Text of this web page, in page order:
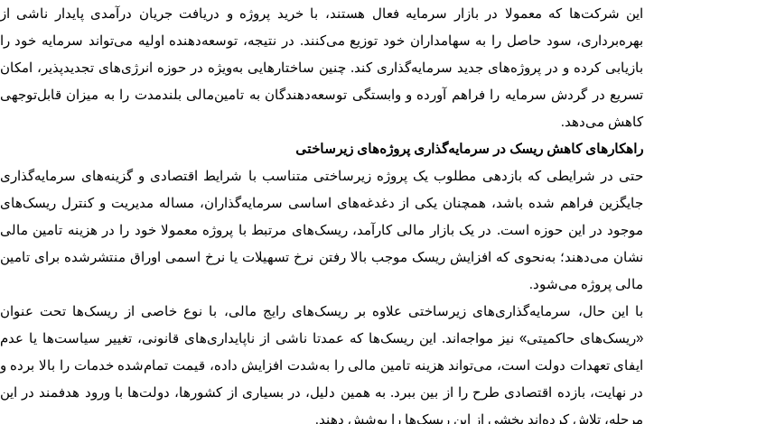
این شرکت‌ها که معمولا در بازار سرمایه فعال هستند، با خرید پروژه و دریافت جریان درآمدی پایدار ناشی از
بهره‌برداری، سود حاصل را به سهامداران خود توزیع می‌کنند. در نتیجه، توسعه‌دهنده اولیه می‌تواند سرمایه خود را
بازیابی کرده و در پروژه‌های جدید سرمایه‌گذاری کند. چنین ساختارهایی به‌ویژه در حوزه انرژی‌های تجدیدپذیر، امکان
تسریع در گردش سرمایه را فراهم آورده و وابستگی توسعه‌دهندگان به تامین‌مالی بلندمدت را به میزان قابل‌توجهی
کاهش می‌دهد.
راهکارهای کاهش ریسک در سرمایه‌گذاری پروژه‌های زیرساختی
حتی در شرایطی که بازدهی مطلوب یک پروژه زیرساختی متناسب با شرایط اقتصادی و گزینه‌های سرمایه‌گذاری
جایگزین فراهم شده باشد، همچنان یکی از دغدغه‌های اساسی سرمایه‌گذاران، مساله مدیریت و کنترل ریسک‌های
موجود در این حوزه است. در یک بازار مالی کارآمد، ریسک‌های مرتبط با پروژه معمولا خود را در هزینه تامین مالی
نشان می‌دهند؛ به‌نحوی که افزایش ریسک موجب بالا رفتن نرخ تسهیلات یا نرخ اسمی اوراق منتشرشده برای تامین
مالی پروژه می‌شود.
با این حال، سرمایه‌گذاری‌های زیرساختی علاوه بر ریسک‌های رایج مالی، با نوع خاصی از ریسک‌ها تحت عنوان
«ریسک‌های حاکمیتی» نیز مواجه‌اند. این ریسک‌ها که عمدتا ناشی از ناپایداری‌های قانونی، تغییر سیاست‌ها یا عدم
ایفای تعهدات دولت است، می‌تواند هزینه تامین مالی را به‌شدت افزایش داده، قیمت تمام‌شده خدمات را بالا برده و
در نهایت، بازده اقتصادی طرح را از بین ببرد. به همین دلیل، در بسیاری از کشورها، دولت‌ها با ورود هدفمند در این
مرحله، تلاش کرده‌اند بخشی از این ریسک‌ها را پوشش دهند.